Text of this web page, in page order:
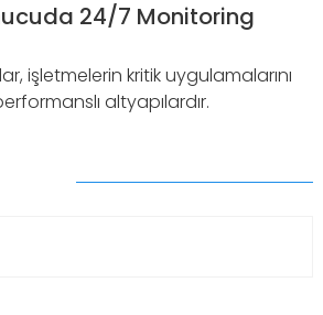
24/7 Monitoring
işletmelerin kritik uygulamalarını
altyapılardır.